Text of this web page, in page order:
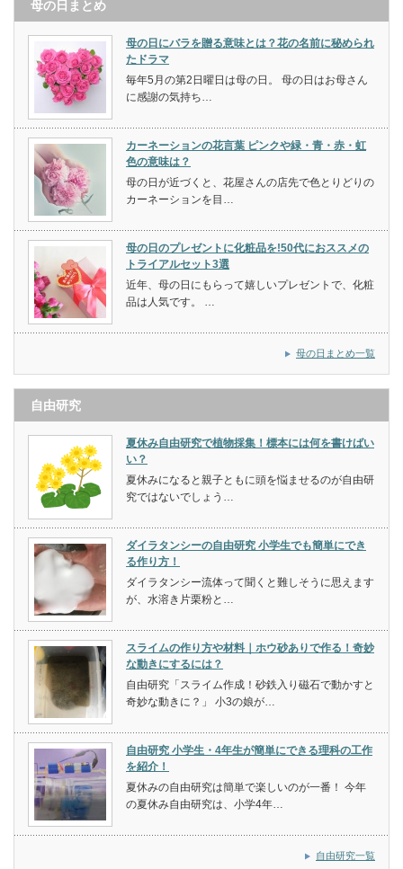
母の日まとめ
母の日にバラを贈る意味とは？花の名前に秘められ
たドラマ
毎年5月の第2日曜日は母の日。 母の日はお母さん
に感謝の気持ち…
カーネーションの花言葉 ピンクや緑・青・赤・虹
色の意味は？
母の日が近づくと、花屋さんの店先で色とりどりの
カーネーションを目…
母の日のプレゼントに化粧品を!50代におススメの
トライアルセット3選
近年、母の日にもらって嬉しいプレゼントで、化粧
品は人気です。 …
母の日まとめ一覧
自由研究
夏休み自由研究で植物採集！標本には何を書けばい
い？
夏休みになると親子ともに頭を悩ませるのが自由研
究ではないでしょう…
ダイラタンシーの自由研究 小学生でも簡単にでき
る作り方！
ダイラタンシー流体って聞くと難しそうに思えます
が、水溶き片栗粉と…
スライムの作り方や材料｜ホウ砂ありで作る！奇妙
な動きにするには？
自由研究「スライム作成！砂鉄入り磁石で動かすと
奇妙な動きに？」 小3の娘が…
自由研究 小学生・4年生が簡単にできる理科の工作
を紹介！
夏休みの自由研究は簡単で楽しいのが一番！ 今年
の夏休み自由研究は、小学4年…
自由研究一覧